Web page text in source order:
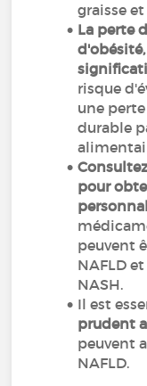
graisse
La perte
risque
une
durable
pour
peuvent
NAFLD
NASH.
Il est
prudent
peuvent
NAFLD.